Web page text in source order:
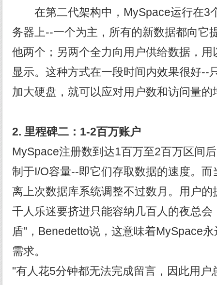
在第二代架构中，MySpace运行在3
务器上--一个为主，所有的新数据都向它
他两个；另两个全力向用户供给数据，
显示。这种方式在一段时间内效果很好--
加大硬盘，就可以应对用户数和访问量的
2. 里程碑二：1-2百万账户
MySpace注册数到达1百万至2百万区间
制于I/O容量--即它们存取数据的速度。
离上次数据库系统调整不过数月。用户
千人乐迷要挤进只能容纳几百人的夜总
盾"，Benedetto说，这意味着MySpace
需求。
"有人花5分钟都无法完成留言，因此用户